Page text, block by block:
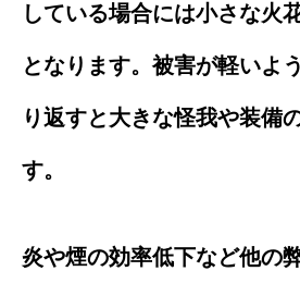
している場合には小さな火
となります。被害が軽いよ
り返すと大きな怪我や装備
す。
炎や煙の効率低下など他の